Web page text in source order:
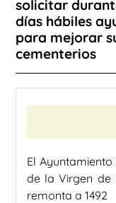
solicitar
días hábiles
para mejorar
cementerios
El
de la Virgen de
remonta a 1492